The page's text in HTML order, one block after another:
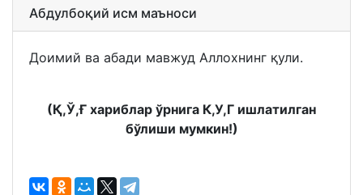
Абдулбоқий исм маъноси
Доимий ва абади мавжуд Аллохнинг қули.
(Қ,Ў,Ғ хариблар ўрнига К,У,Г ишлатилган
бўлиши мумкин!)